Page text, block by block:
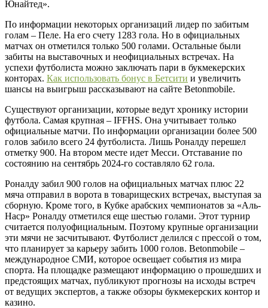
Юнайтед».
По информации некоторых организаций лидер по забитым
голам – Пеле. На его счету 1283 гола. Но в официальных
матчах он отметился только 500 голами. Остальные были
забиты на выставочных и неофициальных встречах. На
успехи футболиста можно заключать пари в букмекерских
конторах. Как использовать бонус в Бетсити и увеличить
шансы на выигрыш рассказывают на сайте Betonmobile.
Существуют организации, которые ведут хронику истории
футбола. Самая крупная – IFFHS. Она учитывает только
официальные матчи. По информации организации более 500
голов забило всего 24 футболиста. Лишь Роналду перешел
отметку 900. На втором месте идет Месси. Отставание по
состоянию на сентябрь 2024-го составляло 62 гола.
Роналду забил 900 голов на официальных матчах плюс 22
мяча отправил в ворота в товарищеских встречах, выступая за
сборную. Кроме того, в Кубке арабских чемпионатов за «Аль-
Наср» Роналду отметился еще шестью голами. Этот турнир
считается полуофициальным. Поэтому крупные организации
эти мячи не засчитывают. Футболист делился с прессой о том,
что планирует за карьеру забить 1000 голов. Betonmobile –
международное СМИ, которое освещает события из мира
спорта. На площадке размещают информацию о прошедших и
предстоящих матчах, публикуют прогнозы на исходы встреч
от ведущих экспертов, а также обзоры букмекерских контор и
казино.